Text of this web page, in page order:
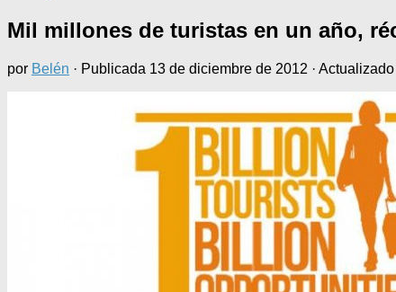
Mil millones de turistas en un año,
por Belén · Publicada 13 de diciembre de 2012 · Actualizado